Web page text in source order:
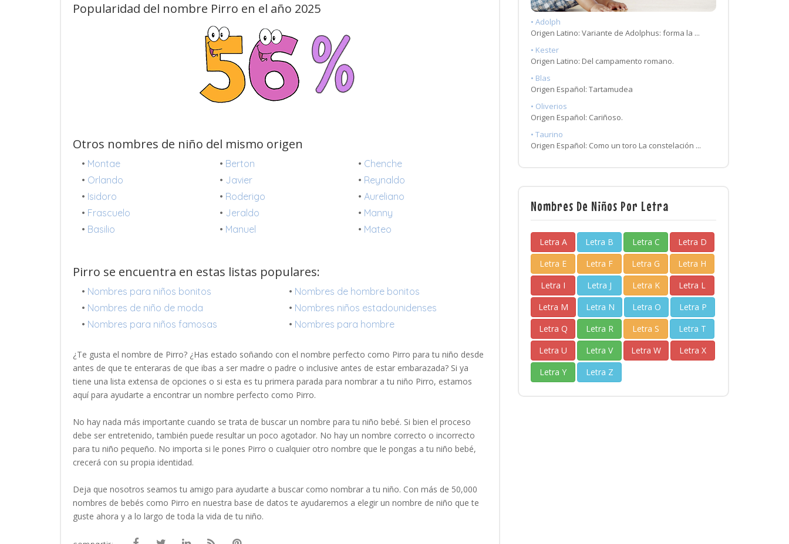
Popularidad del nombre Pirro en el año 2025
Otros nombres de niño del mismo origen
• Montae • Berton • Chenche
• Orlando • Javier • Reynaldo
• Isidoro • Roderigo • Aureliano
• Frascuelo • Jeraldo • Manny
• Basilio • Manuel • Mateo
Pirro se encuentra en estas listas populares:
• Nombres para niños bonitos • Nombres de hombre bonitos
• Nombres de niño de moda • Nombres niños estadounidenses
• Nombres para niños famosas • Nombres para hombre
¿Te gusta el nombre de Pirro? ¿Has estado soñando con el nombre perfecto como Pirro para tu niño desde
antes de que te enteraras de que ibas a ser madre o padre o inclusive antes de estar embarazada? Si ya
tiene una lista extensa de opciones o si esta es tu primera parada para nombrar a tu niño Pirro, estamos
aquí para ayudarte a encontrar un nombre perfecto como Pirro.
No hay nada más importante cuando se trata de buscar un nombre para tu niño bebé. Si bien el proceso
debe ser entretenido, también puede resultar un poco agotador. No hay un nombre correcto o incorrecto
para tu niño pequeño. No importa si le pones Pirro o cualquier otro nombre que le pongas a tu niño bebé,
crecerá con su propia identidad.
Deja que nosotros seamos tu amigo para ayudarte a buscar como nombrar a tu niño. Con más de 50,000
nombres de bebés como Pirro en nuestra base de datos te ayudaremos a elegir un nombre de niño que te
guste ahora y a lo largo de toda la vida de tu niño.
• Adolph
Origen Latino: Variante de Adolphus: forma la ...
• Kester
Origen Latino: Del campamento romano.
• Blas
Origen Español: Tartamudea
• Oliverios
Origen Español: Cariñoso.
• Taurino
Origen Español: Como un toro La constelación ...
Nombres De Niños Por Letra
Letra A Letra B Letra C
Letra D
Letra E
Letra F Letra G
Letra H
Letra I
Letra J Letra K
Letra L
Letra M
Letra N Letra O
Letra P
Letra Q
Letra R Letra S
Letra T
Letra U
Letra V Letra W
Letra X
Letra Y
Letra Z